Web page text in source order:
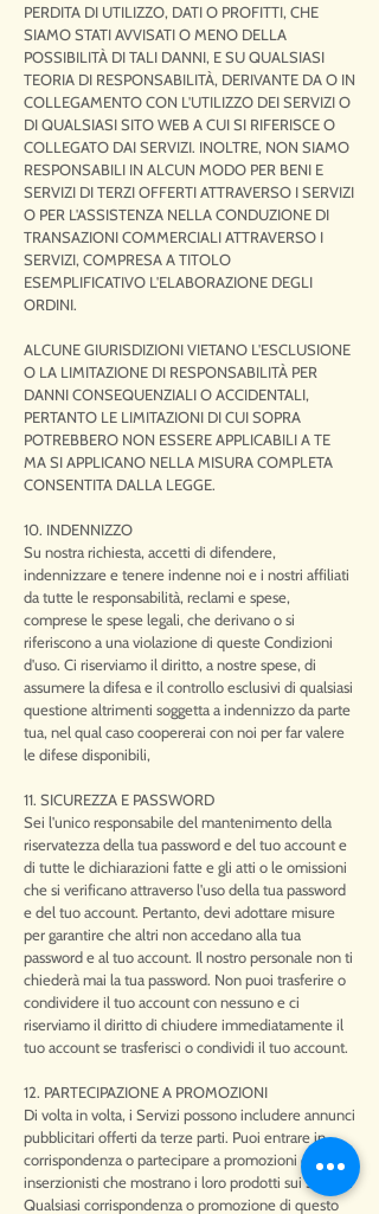
PERDITA DI UTILIZZO, DATI O PROFITTI, CHE
SIAMO STATI AVVISATI O MENO DELLA
POSSIBILITÀ DI TALI DANNI, E SU QUALSIASI
TEORIA DI RESPONSABILITÀ, DERIVANTE DA O IN
COLLEGAMENTO CON L'UTILIZZO DEI SERVIZI O
DI QUALSIASI SITO WEB A CUI SI RIFERISCE O
COLLEGATO DAI SERVIZI. INOLTRE, NON SIAMO
RESPONSABILI IN ALCUN MODO PER BENI E
SERVIZI DI TERZI OFFERTI ATTRAVERSO I SERVIZI
O PER L'ASSISTENZA NELLA CONDUZIONE DI
TRANSAZIONI COMMERCIALI ATTRAVERSO I
SERVIZI, COMPRESA A TITOLO
ESEMPLIFICATIVO L'ELABORAZIONE DEGLI
ORDINI.
ALCUNE GIURISDIZIONI VIETANO L'ESCLUSIONE
O LA LIMITAZIONE DI RESPONSABILITÀ PER
DANNI CONSEQUENZIALI O ACCIDENTALI,
PERTANTO LE LIMITAZIONI DI CUI SOPRA
POTREBBERO NON ESSERE APPLICABILI A TE
MA SI APPLICANO NELLA MISURA COMPLETA
CONSENTITA DALLA LEGGE.
10. INDENNIZZO
Su nostra richiesta, accetti di difendere,
indennizzare e tenere indenne noi e i nostri affiliati
da tutte le responsabilità, reclami e spese,
comprese le spese legali, che derivano o si
riferiscono a una violazione di queste Condizioni
d'uso. Ci riserviamo il diritto, a nostre spese, di
assumere la difesa e il controllo esclusivi di qualsiasi
questione altrimenti soggetta a indennizzo da parte
tua, nel qual caso coopererai con noi per far valere
le difese disponibili,
11. SICUREZZA E PASSWORD
Sei l'unico responsabile del mantenimento della
riservatezza della tua password e del tuo account e
di tutte le dichiarazioni fatte e gli atti o le omissioni
che si verificano attraverso l'uso della tua password
e del tuo account. Pertanto, devi adottare misure
per garantire che altri non accedano alla tua
password e al tuo account. Il nostro personale non ti
chiederà mai la tua password. Non puoi trasferire o
condividere il tuo account con nessuno e ci
riserviamo il diritto di chiudere immediatamente il
tuo account se trasferisci o condividi il tuo account.
12. PARTECIPAZIONE A PROMOZIONI
Di volta in volta, i Servizi possono includere annunci
pubblicitari offerti da terze parti. Puoi entrare in
corrispondenza o partecipare a promozioni degli
inserzionisti che mostrano i loro prodotti sui Servizi.
Qualsiasi corrispondenza o promozione di questo